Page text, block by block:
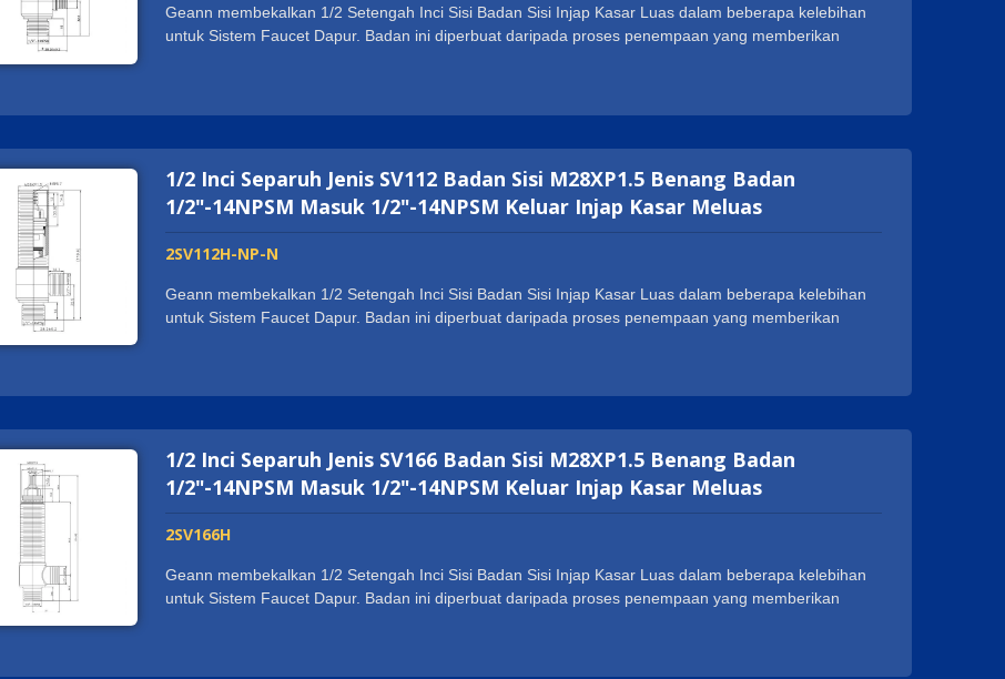
Geann membekalkan 1/2 Setengah Inci Sisi Badan Sisi Injap Kasar Luas dalam beberapa kelebihan
untuk Sistem Faucet Dapur. Badan ini diperbuat daripada proses penempaan yang memberikan
1/2 Inci Separuh Jenis SV112 Badan Sisi M28XP1.5 Benang Badan
1/2"-14NPSM Masuk 1/2"-14NPSM Keluar Injap Kasar Meluas
2SV112H-NP-N
Geann membekalkan 1/2 Setengah Inci Sisi Badan Sisi Injap Kasar Luas dalam beberapa kelebihan
untuk Sistem Faucet Dapur. Badan ini diperbuat daripada proses penempaan yang memberikan
1/2 Inci Separuh Jenis SV166 Badan Sisi M28XP1.5 Benang Badan
1/2"-14NPSM Masuk 1/2"-14NPSM Keluar Injap Kasar Meluas
2SV166H
Geann membekalkan 1/2 Setengah Inci Sisi Badan Sisi Injap Kasar Luas dalam beberapa kelebihan
untuk Sistem Faucet Dapur. Badan ini diperbuat daripada proses penempaan yang memberikan